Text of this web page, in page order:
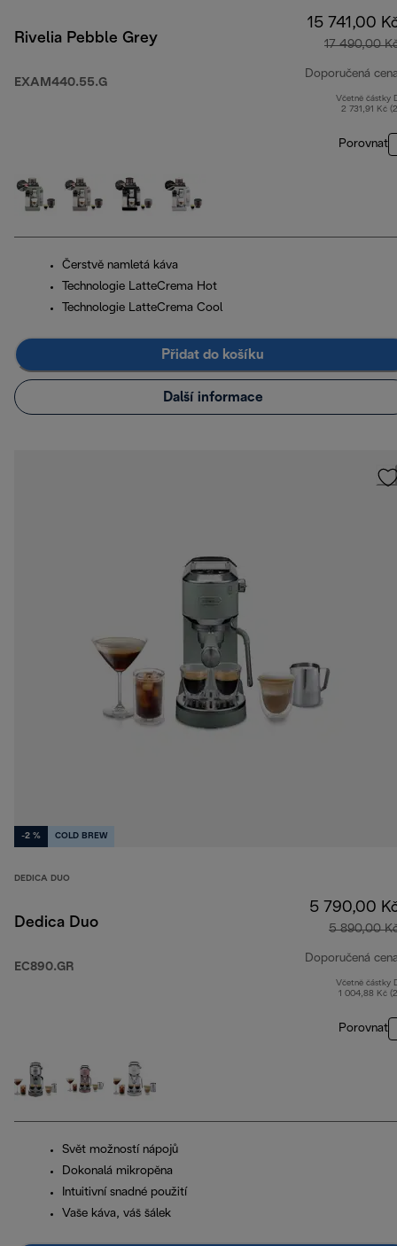
Rivelia Pebble Grey
EXAM440.55.G
15 741,00
17 490,00
Doporučená
Včetně částky
2 731,91 Kč
Porovnat
Čerstvě namletá káva
Technologie LatteCrema Hot
Technologie LatteCrema Cool
Přidat do košíku
Další informace
-2 % COLD BREW
DEDICA DUO
Dedica Duo
EC890.GR
5 790,00
5 890,00
Doporučená
Včetně částky
1 004,88 Kč
Porovnat
Svět možností nápojů
Dokonalá mikropěna
Intuitivní snadné použití
Vaše káva, váš šálek